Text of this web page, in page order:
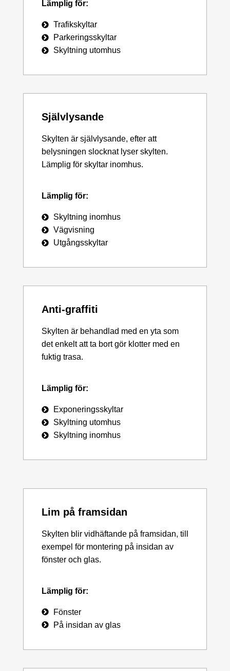
Lämplig för:
Trafikskyltar
Parkeringsskyltar
Skyltning utomhus
Självlysande
Skylten är självlysande, efter att
belysningen slocknat lyser skylten.
Lämplig för skyltar inomhus.
Lämplig för:
Skyltning inomhus
Vägvisning
Utgångsskyltar
Anti-graffiti
Skylten är behandlad med en yta som
det enkelt att ta bort gör klotter med en
fuktig trasa.
Lämplig för:
Exponeringsskyltar
Skyltning utomhus
Skyltning inomhus
Lim på framsidan
Skylten blir vidhäftande på framsidan, till
exempel för montering på insidan av
fönster och glas.
Lämplig för:
Fönster
På insidan av glas